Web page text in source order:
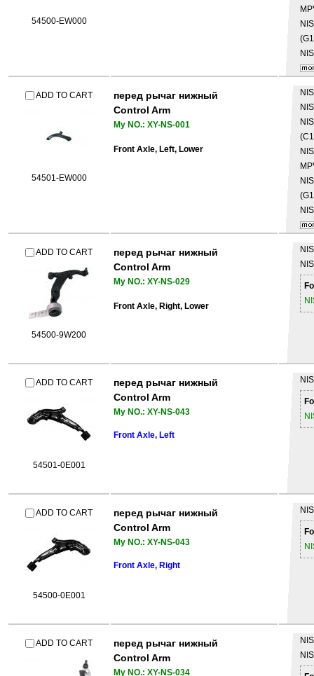
54500-EW000
ADD TO CART
54501-EW000
перед рычаг нижный
Control Arm
My NO.: XY-NS-001
Front Axle, Left, Lower
ADD TO CART
54500-9W200
перед рычаг нижный
Control Arm
My NO.: XY-NS-029
Front Axle, Right, Lower
ADD TO CART
54501-0E001
перед рычаг нижный
Control Arm
My NO.: XY-NS-043
Front Axle, Left
ADD TO CART
54500-0E001
перед рычаг нижный
Control Arm
My NO.: XY-NS-043
Front Axle, Right
ADD TO CART
перед рычаг нижный
Control Arm
My NO.: XY-NS-034